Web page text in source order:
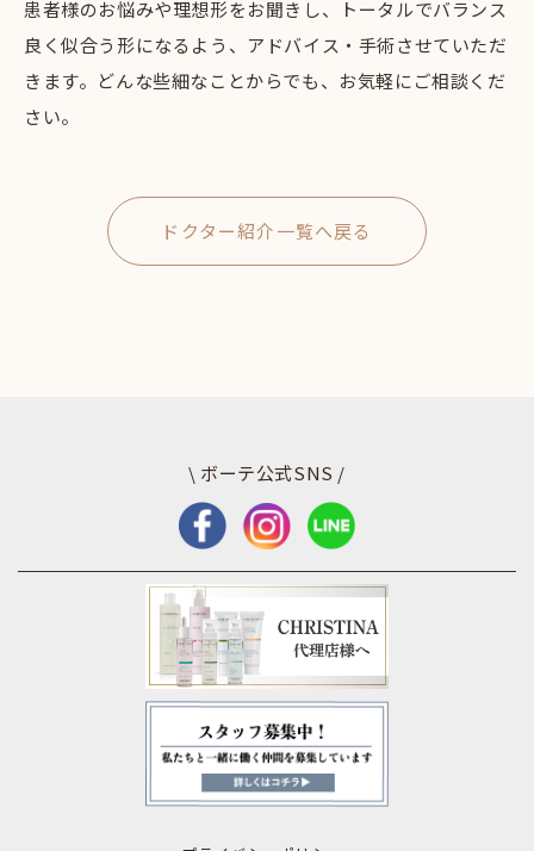
患者様のお悩みや理想形をお聞きし、トータルでバランス
良く似合う形になるよう、アドバイス・手術させていただ
きます。どんな些細なことからでも、お気軽にご相談くだ
さい。
ドクター紹介一覧へ戻る
\ ボーテ公式SNS /